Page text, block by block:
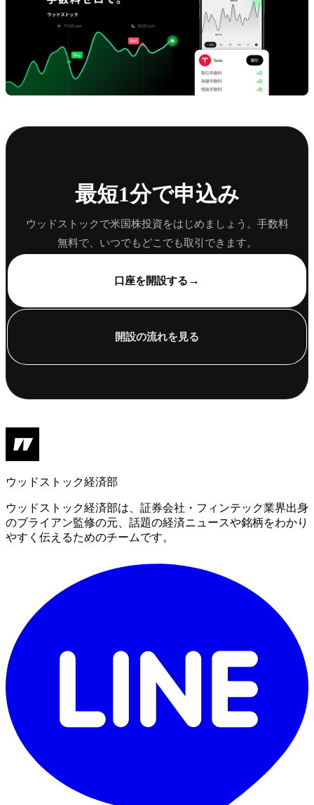
最短1分で申込み
ウッドストックで米国株投資をはじめましょう。手数料
無料で、いつでもどこでも取引できます。
口座を開設する →
開設の流れを見る
ウッドストック経済部
ウッドストック経済部は、証券会社・フィンテック業界出身
のブライアン監修の元、話題の経済ニュースや銘柄をわかり
やすく伝えるためのチームです。